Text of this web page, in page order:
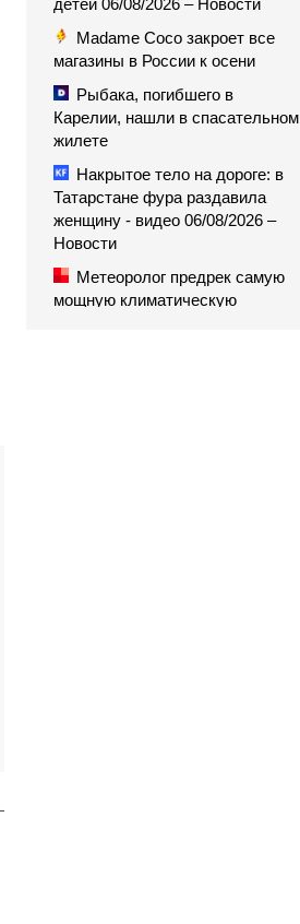
детей 06/08/2026 – Новости
Madame Coco закроет все
магазины в России к осени
Рыбака, погибшего в
Карелии, нашли в спасательном
жилете
Накрытое тело на дороге: в
Татарстане фура раздавила
женщину - видео 06/08/2026 –
Новости
Метеоролог предрек самую
мощную климатическую